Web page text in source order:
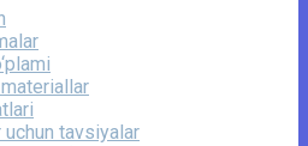
materiallar
uchun tavsiyalar